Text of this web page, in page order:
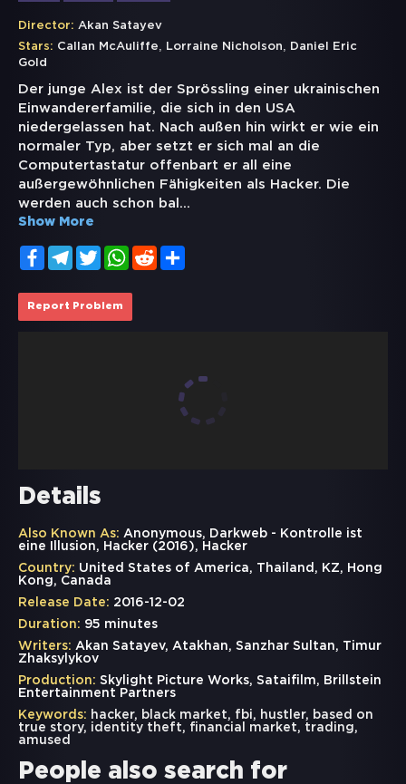
Director: Akan Satayev
Stars: Callan McAuliffe, Lorraine Nicholson,
Daniel Eric
Gold
Der junge Alex ist der Sprössling einer ukrainischen
Einwandererfamilie, die sich in den USA
niedergelassen hat. Nach außen hin wirkt er wie ein
normaler Typ, aber setzt er sich mal an die
Computertastatur offenbart er all eine
außergewöhnlichen Fähigkeiten als Hacker. Die
werden auch schon bal ...
Show More
FacebookTelegramTwitterWhatsApp
Reddit
Report Problem
Details
Also Known As: Anonymous, Darkweb - Kontrolle ist
eine Illusion, Hacker (2016), Hacker
Country: United States of America, Thailand, KZ, Hong
Kong, Canada
Release Date: 2016-12-02
Duration: 95 minutes
Writers: Akan Satayev, Atakhan, Sanzhar Sultan, Timur
Zhaksylykov
Production: Skylight Picture Works, Sataifilm, Brillstein
Entertainment Partners
Keywords: hacker, black market, fbi , hustler, based on
true story, identity theft, financial market, trading ,
amused
People also search for